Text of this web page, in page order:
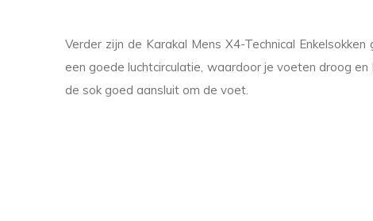
Verder zijn de Karakal Mens X4-Technical
een goede luchtcirculatie, waardoor je voeten droog
de sok goed aansluit om de voet.